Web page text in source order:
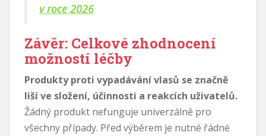
v roce 2026
Závěr: Celkové zhodnocení
možností léčby
Produkty proti vypadávání vlasů se značně
liší ve složení, účinnosti a reakcích uživatelů.
Žádný produkt nefunguje univerzálně pro
všechny případy. Před výběrem je nutné řádné